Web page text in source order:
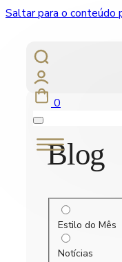
Saltar para o conteúdo
0
Blog
Estilo do Mês
Notícias